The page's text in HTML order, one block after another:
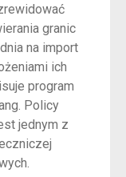
granic
na import
ich
program
Policy
jednym z